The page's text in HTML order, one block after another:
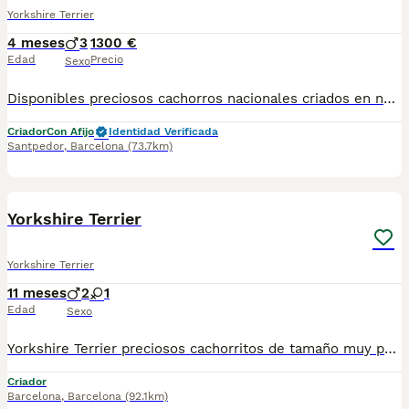
Yorkshire Terrier
4 meses
Edad
3
Sexo
1300 €
Precio
Disponibles preciosos cachorros nacionales criados en nuestras instalaciones, en un ambiente familiar y responsable. Nuestros cachorros se entregan con cartilla de primera vacunación, vacunas correspondientes a su edad, desparasitados interna y externamente, y con microchip implantado y dado de alta. Además, realizamos un contrato de garantía que incluye: • Garantía vírica de 15 días. • Garantía congénita de 1 año. Desde la fecha de entrega del cachorro. Nos comprometemos al 100% con la salud, el bienestar y el cuidado de nuestros pequeños. Disponemos de Núcleo Zoológico Para más información, imágenes o cualquier consulta sin compromiso, pueden contactar con nosotros en los teléfonos: CRISTINA 📞 722 788 399 📞 932 514 529
CriadorCon Afijo
Identidad Verificada
Santpedor, Barcelona (73.7km)
Yorkshire Terrier
Yorkshire Terrier
11 meses
Edad
2 1
Sexo
Yorkshire Terrier preciosos cachorritos de tamaño muy pequeño y normalito, machos y hembras de dos meses de edad, con mucha calidad de pelo, chatitos y de patita corta. Con las vacunas correspondientes a la edad, revisados por nuestro veterinario, desparasitados, con su cartilla veterinaria, microchip y garantía virica y congenita por escrito, muy bien cuidados, muy sanos, criados en entorno familiar. Ven a verlos sin compromiso cualquier día de la semana incluidos festivos. 610676133. Disponemos de centro con numero zoológico T-2500116
Criador
Barcelona, Barcelona (92.1km)